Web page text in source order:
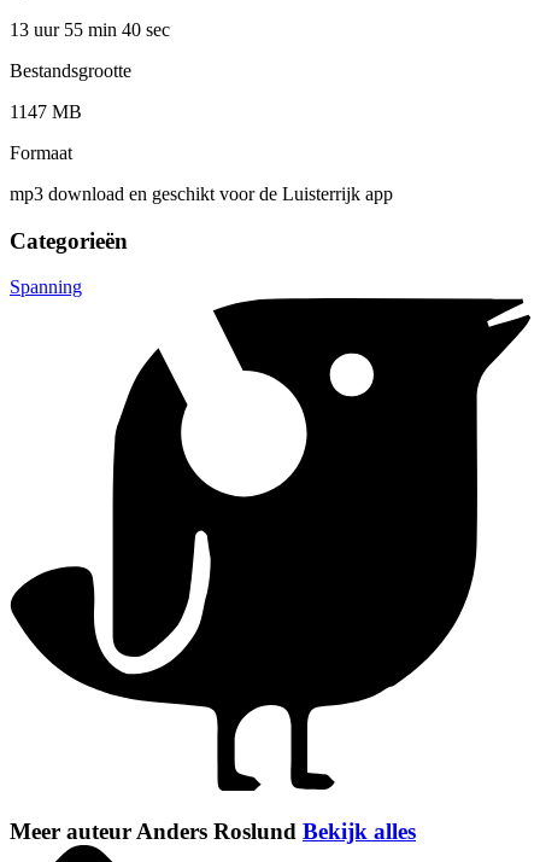
13 uur 55 min 40 sec
Bestandsgrootte
1147 MB
Formaat
mp3 download en geschikt voor de Luisterrijk app
Categorieën
Spanning
Meer auteur Anders Roslund Bekijk alles